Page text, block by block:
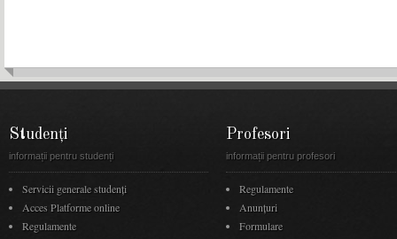
Studenți
informații pentru studenți
Servicii generale studenți
Acces Platforme online
Regulamente
Profesori
informații pentru profesori
Regulamente
Anunţuri
Formulare